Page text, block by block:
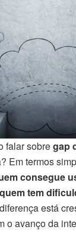
falar sobregap
Em termos
consegue
tem
está
o avanço da